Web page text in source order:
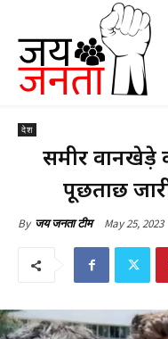
देश
समीर वानखेड़े
पूछताछ
By जय जनता टीम May 25, 2023